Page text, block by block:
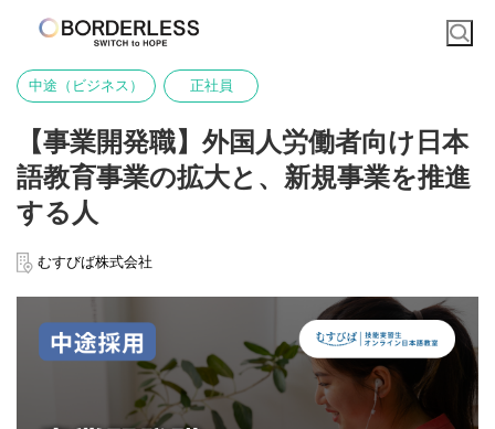
中途（ビジネス） 正社員
【事業開発職】外国人労働者向け日本
語教育事業の拡大と、新規事業を推進
する人
むすびば株式会社